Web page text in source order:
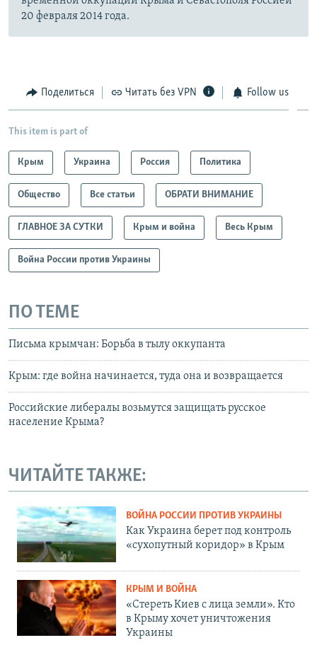
20 февраля 2014 года.
Поделиться Читать без VPN Follow us
This item is part of
Крым Украина Россия Политика
Общество Все статьи ОБРАТИ ВНИМАНИЕ
ГЛАВНОЕ ЗА СУТКИ Крым и война Весь Крым
Война России против Украины
ПО ТЕМЕ
Письма крымчан: Борьба в тылу оккупанта
Крым: где война начинается, туда она и возвращается
Российские либералы возьмутся защищать русское
население Крыма?
ЧИТАЙТЕ ТАКЖЕ:
ВОЙНА РОССИИ ПРОТИВ УКРАИНЫ
Как Украина берет под контроль
«сухопутный коридор» в Крым
КРЫМ И ВОЙНА
«Стереть Киев с лица земли». Кто
в Крыму хочет уничтожения
Украины